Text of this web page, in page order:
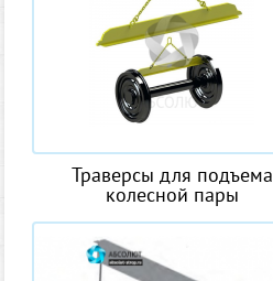
Траверсы для подъема
колесной пары